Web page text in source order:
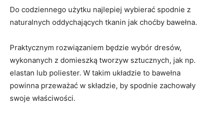
Do codziennego użytku najlepiej wybierać spodnie z
naturalnych oddychających tkanin jak choćby bawełna.
Praktycznym rozwiązaniem będzie wybór dresów,
wykonanych z domieszką tworzyw sztucznych, jak np.
elastan lub poliester. W takim układzie to bawełna
powinna przeważać w składzie, by spodnie zachowały
swoje właściwości.